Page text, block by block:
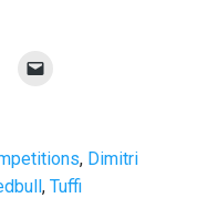
, Dimitri
, Tuffi